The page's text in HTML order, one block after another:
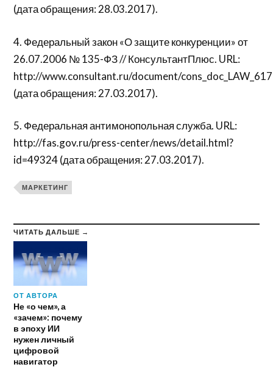
(дата обращения: 28.03.2017).
4. Федеральный закон «О защите конкуренции» от
26.07.2006 № 135-ФЗ // КонсультантПлюс. URL:
http://www.consultant.ru/document/
(дата обращения: 27.03.2017).
5. Федеральная антимонопольная служба. URL:
http://fas.gov.ru/press-center/news/detail.html?
id=49324 (дата обращения: 27.03.2017).
МАРКЕТИНГ
ЧИТАТЬ ДАЛЬШЕ →
ОТ АВТОРА
Не «о чем», а
«зачем»: почему
в эпоху ИИ
нужен личный
цифровой
навигатор